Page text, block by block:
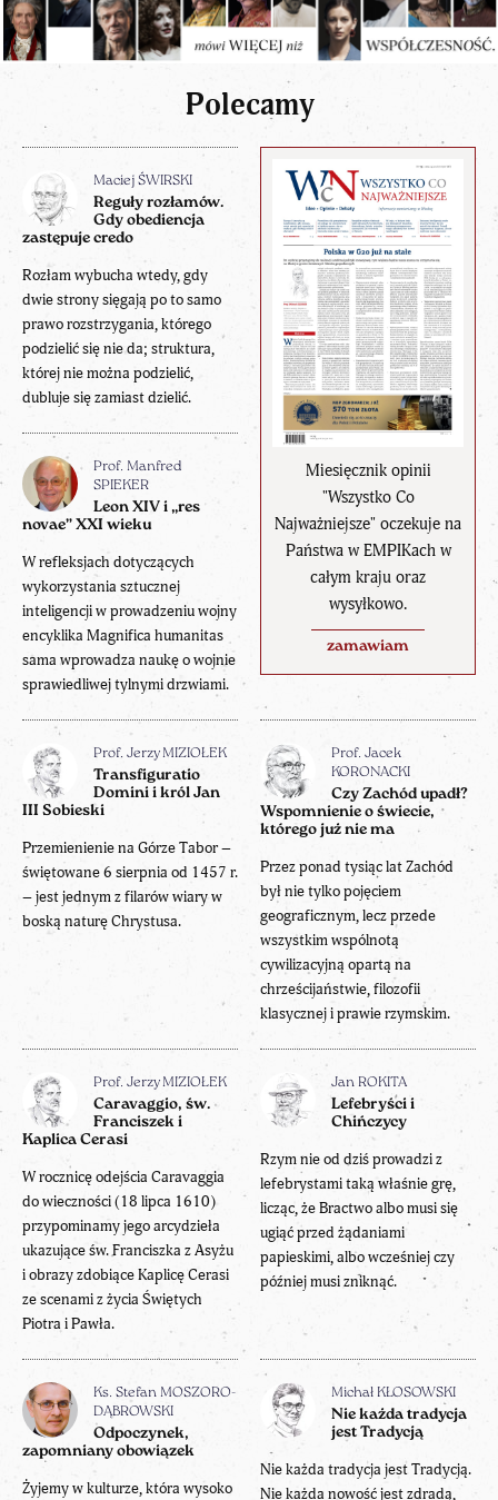
Polecamy
Miesięcznik opinii
"Wszystko Co
Najważniejsze" oczekuje na
Państwa w EMPIKach w
całym kraju oraz
wysyłkowo.
zamawiam
Maciej ŚWIRSKI
Reguły rozłamów.
Gdy obediencja
zastępuje credo
Rozłam wybucha wtedy, gdy
dwie strony sięgają po to samo
prawo rozstrzygania, którego
podzielić się nie da; struktura,
której nie można podzielić,
dubluje się zamiast dzielić.
Prof. Manfred
SPIEKER
Leon XIV i „res
novae” XXI wieku
W refleksjach dotyczących
wykorzystania sztucznej
inteligencji w prowadzeniu wojny
encyklika Magnifica humanitas
sama wprowadza naukę o wojnie
sprawiedliwej tylnymi drzwiami.
Prof. Jerzy MIZIOŁEK
Transfiguratio
Domini i król Jan
III Sobieski
Przemienienie na Górze Tabor –
świętowane 6 sierpnia od 1457 r.
– jest jednym z filarów wiary w
boską naturę Chrystusa.
Prof. Jacek
KORONACKI
Czy Zachód upadł?
Wspomnienie o świecie,
którego już nie ma
Przez ponad tysiąc lat Zachód
był nie tylko pojęciem
geograficznym, lecz przede
wszystkim wspólnotą
cywilizacyjną opartą na
chrześcijaństwie, filozofii
klasycznej i prawie rzymskim.
Prof. Jerzy MIZIOŁEK
Caravaggio, św.
Franciszek i
Kaplica Cerasi
W rocznicę odejścia Caravaggia
do wieczności (18 lipca 1610)
przypominamy jego arcydzieła
ukazujące św. Franciszka z Asyżu
i obrazy zdobiące Kaplicę Cerasi
ze scenami z życia Świętych
Piotra i Pawła.
Jan ROKITA
Lefebryści i
Chińczycy
Rzym nie od dziś prowadzi z
lefebrystami taką właśnie grę,
licząc, że Bractwo albo musi się
ugiąć przed żądaniami
papieskimi, albo wcześniej czy
później musi zniknąć.
Ks. Stefan MOSZORO-
DĄBROWSKI
Odpoczynek,
zapomniany obowiązek
Żyjemy w kulturze, która wysoko
Michał KŁOSOWSKI
Nie każda tradycja
jest Tradycją
Nie każda tradycja jest Tradycją.
Nie każda nowość jest zdradą,